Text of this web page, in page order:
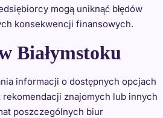
mogą uniknąć błędów
konsekwencji finansowych.
Białymstoku
informacji o dostępnych opcjach
znajomych lub innych
poszczególnych biur